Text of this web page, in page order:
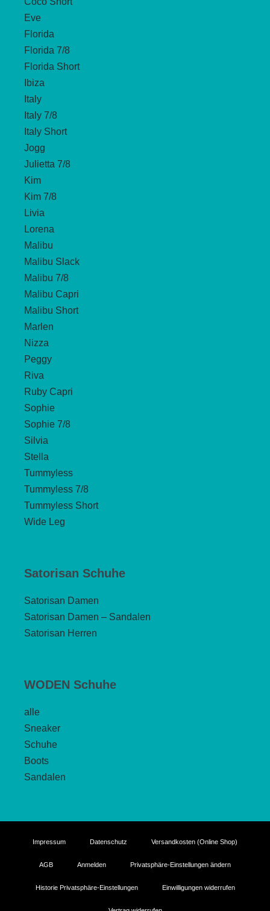
Eve
Florida
Florida 7/8
Florida Short
Ibiza
Italy
Italy 7/8
Italy Short
Jogg
Julietta 7/8
Kim
Kim 7/8
Livia
Lorena
Malibu
Malibu Slack
Malibu 7/8
Malibu Capri
Malibu Short
Marlen
Nizza
Peggy
Riva
Ruby Capri
Sophie
Sophie 7/8
Silvia
Stella
Tummyless
Tummyless 7/8
Tummyless Short
Wide Leg
Satorisan Schuhe
Satorisan Damen
Satorisan Damen – Sandalen
Satorisan Herren
WODEN Schuhe
alle
Sneaker
Schuhe
Boots
Sandalen
Impressum Datenschutz Versandkosten (Online Shop)
AGB Anmelden Privatsphäre-Einstellungen ändern
Historie Privatsphäre-Einstellungen Einwilligungen widerrufen